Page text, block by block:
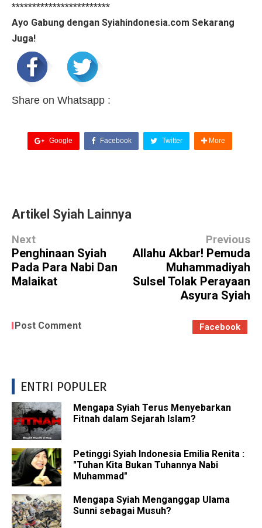
************************
Ayo Gabung dengan Syiahindonesia.com Sekarang
Juga!
Share on Whatsapp :
Google Facebook Twitter More
Artikel Syiah Lainnya
Next
Penghinaan Syiah
Pada Para Nabi Dan
Malaikat
Previous
Allahu Akbar! Pemuda
Muhammadiyah
Sulsel Tolak Perayaan
Asyura Syiah
Post Comment Facebook
ENTRI POPULER
Mengapa Syiah Terus Menyebarkan
Fitnah dalam Sejarah Islam?
Petinggi Syiah Indonesia Emilia Renita :
"Tuhan Kita Bukan Tuhannya Nabi
Muhammad"
Mengapa Syiah Menganggap Ulama
Sunni sebagai Musuh?